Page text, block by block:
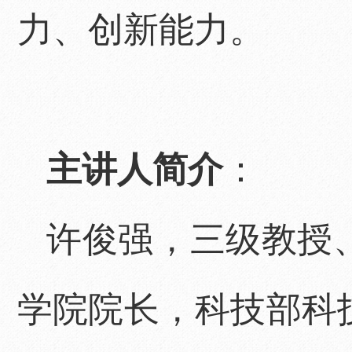
力、创新能力。
主讲人简介：
许俊强，三级教授
学院院长，科技部